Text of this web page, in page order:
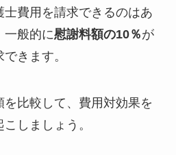
費用を請求できるのはあ
一般的に慰謝料額の10％が
きます。
比較して、費用対効果を
しましょう。